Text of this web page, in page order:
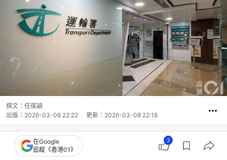
撰文： 任葆穎
出版： 2026-03-06 22:22 更新： 2026-03-08 22:18
在Google
追蹤《香港01》
3